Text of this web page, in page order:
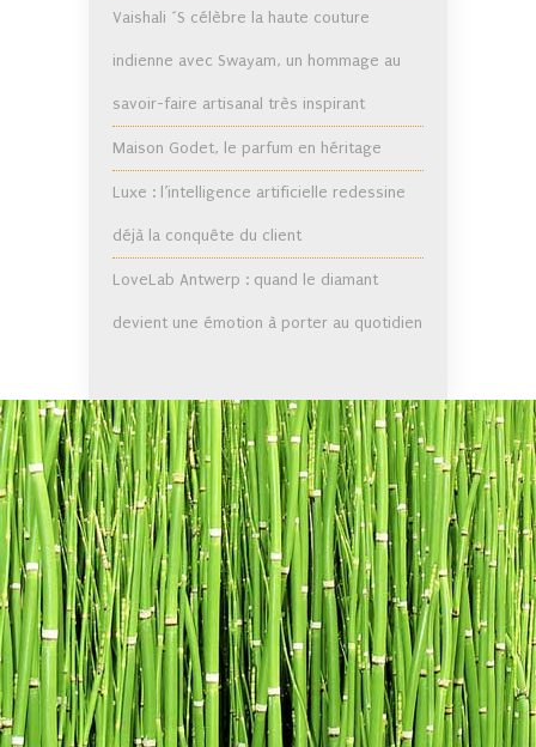
Vaishali ´S célèbre la haute couture
indienne avec Swayam, un hommage au
savoir-faire artisanal très inspirant
Maison Godet, le parfum en héritage
Luxe : l’intelligence artificielle redessine
déjà la conquête du client
LoveLab Antwerp : quand le diamant
devient une émotion à porter au quotidien